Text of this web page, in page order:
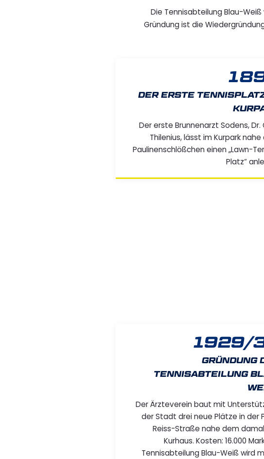
Die Tennisabteilung Blau-
Gründung ist die
DER ERSTE
Der erste Brunnenarzt Sodens,
Thilenius, lässt im Kurpark
Paulinenschlößchen einen „Lawn-
Platz“
1929/
GRÜNDUNG
TENNISABTEILUNG
Der Ärzteverein baut mit
der Stadt drei neue Plätze in der
Reiss-Straße nahe dem
Kurhaus. Kosten: 16.000
Tennisabteilung Blau-Weiß wird